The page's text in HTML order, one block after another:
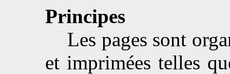
Principes
Les pages sont
et imprimées telles